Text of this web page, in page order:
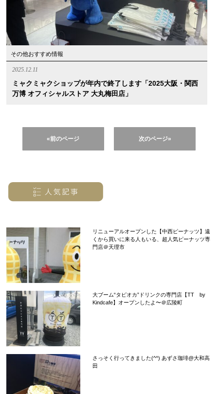
その他おすすめ情報
2025.12.11
ミャクミャクショップが年内で終了します「2025大阪・関西
万博 オフィシャルストア 大丸梅田店」
«前のページ 次のページ»
リニューアルオープンした【中西ピーナッツ】遠
くから買いに来る人もいる、超人気ピーナッツ専
門店＠天理市
大ブーム“タピオカ”ドリンクの専門店【TT by
Kindcafe】オープンしたよ〜＠広陵町
さっそく行ってきました(^^) あずさ珈琲@大和高
田